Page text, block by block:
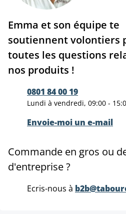
Emma et son équipe te
soutiennent volontiers
toutes les questions
nos produits !
0801 84 00 19
Lundi à vendredi, 09:00 -
Envoie-moi un e-mail
Commande en gros ou
d'entreprise ?
Ecris-nous à